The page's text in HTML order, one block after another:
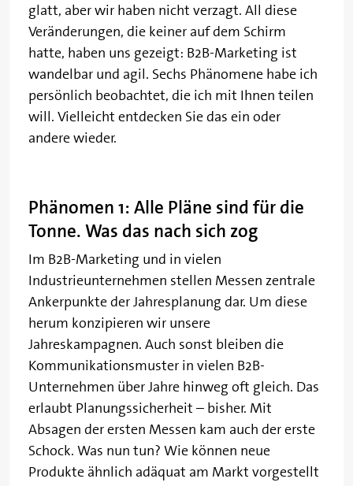
glatt, aber wir haben nicht verzagt. All diese
Veränderungen, die keiner auf dem Schirm
hatte, haben uns gezeigt: B2B-Marketing ist
wandelbar und agil. Sechs Phänomene habe ich
persönlich beobachtet, die ich mit Ihnen teilen
will. Vielleicht entdecken Sie das ein oder
andere wieder.
Phänomen 1: Alle Pläne sind für die
Tonne. Was das nach sich zog
Im B2B-Marketing und in vielen
Industrieunternehmen stellen Messen zentrale
Ankerpunkte der Jahresplanung dar. Um diese
herum konzipieren wir unsere
Jahreskampagnen. Auch sonst bleiben die
Kommunikationsmuster in vielen B2B-
Unternehmen über Jahre hinweg oft gleich. Das
erlaubt Planungssicherheit – bisher. Mit
Absagen der ersten Messen kam auch der erste
Schock. Was nun tun? Wie können neue
Produkte ähnlich adäquat am Markt vorgestellt